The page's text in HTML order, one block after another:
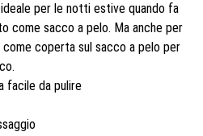
per le notti estive quando fa
come sacco a pelo. Ma anche per
coperta sul sacco a pelo per
facile da pulire